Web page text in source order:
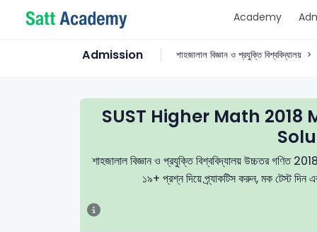
Academy
Admission শাহজালাল বিজ্ঞান ও প্রযুক্তি বিশ্ববিদ্যালয়
SUST Higher Math
শাহজালাল বিজ্ঞান ও প্রযুক্তি বিশ্ববিদ্যালয় উচ্চতর গণিত
১৯+ প্রশ্ন দিয়ে প্র্যাকটিস করুন, মক টেস্ট